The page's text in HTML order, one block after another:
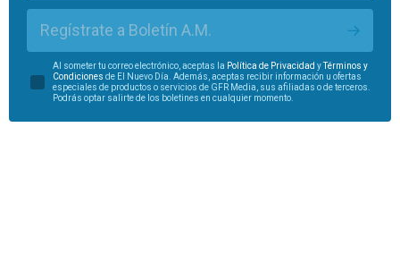
Regístrate a Boletín A.M.
Al someter tu correo electrónico, aceptas la Política de Privacidad yTérminos y
Condiciones de El Nuevo Día. Además, aceptas recibir información u ofertas
especiales de productos o servicios de GFR Media, sus afiliadas o de terceros.
Podrás optar salirte de los boletines en cualquier momento.